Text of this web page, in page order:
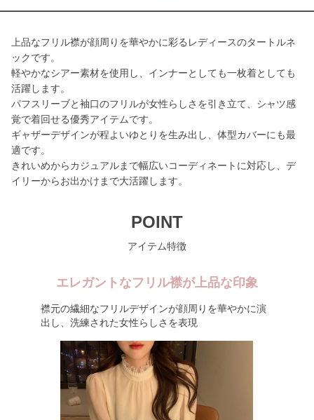
上品なフリル襟が顔周りを華やかに彩るレディースのタートルネ
ックです。
軽やかなシアー素材を使用し、インナーとしても一枚着としても
活躍します。
パフスリーブと袖口のフリルが女性らしさを引き立て、シャツ感
覚で着回せる優秀アイテムです。
ギャザーデザインが程よいゆとりを生み出し、体型カバーにも最
適です。
きれいめからカジュアルまで幅広いコーディネートに対応し、デ
イリーからお出かけまで大活躍します。
POINT
アイテム特徴
エレガントなフリル襟が上品な印象
襟元の繊細なフリルデザインが顔周りを華やかに演
出し、洗練された女性らしさを表現